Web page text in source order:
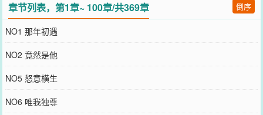
章节列表，第1章~ 100章/共369章 倒序
NO1 那年初遇
NO2 竟然是他
NO5 怒意横生
NO6 唯我独尊